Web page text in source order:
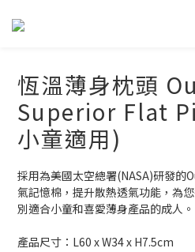
恆溫薄身枕頭
Superior Flat
小童適用)
採用為美國太空總署(NASA)研發的
氣記憶棉，提升散熱透氣功能，為
別適合小童和喜愛薄身產品的成人。
產品尺寸：L60 x W34 x H7.5cm